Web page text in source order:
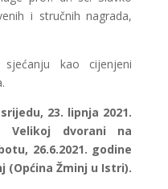
i stručnih nagrada,
kao cijenjeni
23. lipnja 2021.
dvorani na
26.6.2021. godine
(Općina Žminj u Istri).